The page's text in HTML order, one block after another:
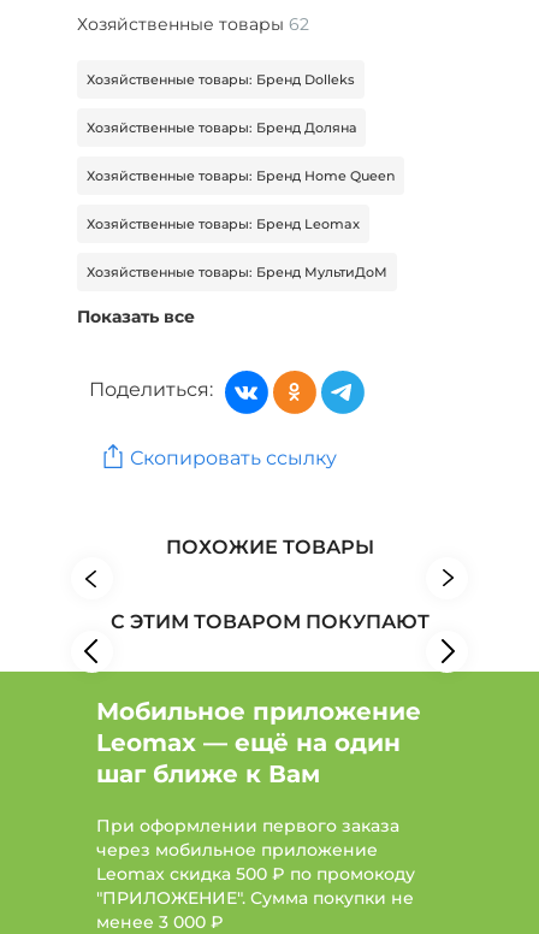
Хозяйственные товары 62
Хозяйственные товары: Бренд Dolleks
Хозяйственные товары: Бренд Доляна
Хозяйственные товары: Бренд Home Queen
Хозяйственные товары: Бренд Leomax
Хозяйственные товары: Бренд МультиДоМ
Хозяйственные товары: Бренд Primanova
Хозяйственные товары: Бренд ПРОСТО БЛЕСК
Товары для дома: Бренд Morelet
Товары для дома: Бренд Park
Показать все
Поделиться:
Скопировать ссылку
ПОХОЖИЕ ТОВАРЫ
С ЭТИМ ТОВАРОМ ПОКУПАЮТ
Мобильное приложение
Leomax — ещё на один
шаг ближе к Вам
При оформлении первого заказа
через мобильное приложение
Leomax скидка 500 ₽ по промокоду
"ПРИЛОЖЕНИЕ". Сумма покупки не
менее 3 000 ₽